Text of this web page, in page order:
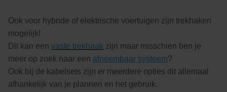
Ook voor hybride of elektrische voertuigen zijn trekhaken
mogelijk!
Dit kan een vaste trekhaak zijn maar misschien ben je
meer op zoek naar een afneembaar systeem?
Ook bij de kabelsets zijn er meerdere opties dit allemaal
afhankelijk van je plannen en het gebruik.